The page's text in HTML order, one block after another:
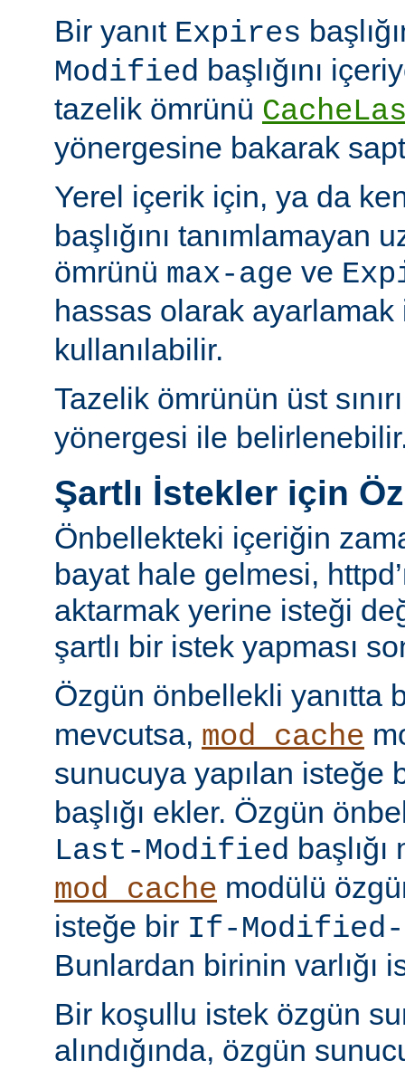
Bir yanıt Expires
Modified başlığını
tazelik ömrünü
yönergesine bakarak
Yerel içerik için, ya da
başlığını tanımlamayan
ömrünü max-age ve
hassas olarak
kullanılabilir.
Tazelik ömrünün üst
yönergesi ile
Şartlı İstekler için
Önbellekteki içeriğin
bayat hale gelmesi,
aktarmak yerine isteği
şartlı bir istek yapması
Özgün önbellekli yanıtta
mevcutsa, mod_cache
sunucuya yapılan isteğe
başlığı ekler. Özgün
Last-Modified
mod_cache modülü
isteğe bir If-Modified-
Bunlardan birinin varlığı
Bir koşullu istek özgün
alındığında, özgün